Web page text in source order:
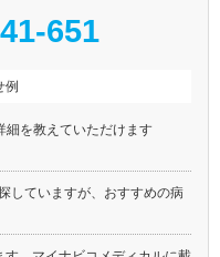
651
例
細を教えていただけます
していますが、おすすめの病